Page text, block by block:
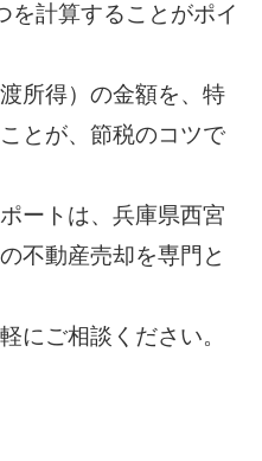
を計算することがポイ
所得）の金額を、特
とが、節税のコツで
ート は、兵庫県西宮
不動産売却を専門と
にご相談ください。